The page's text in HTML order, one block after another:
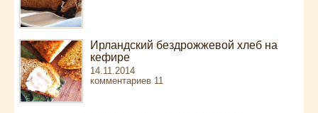
Ирландский бездрожжевой хлеб на
кефире
14.11.2014
комментариев 11